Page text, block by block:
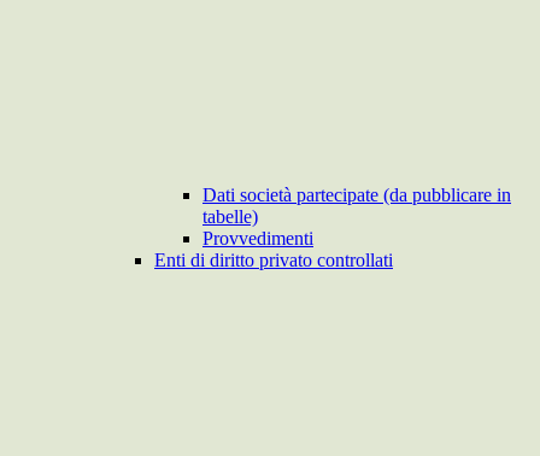
Dati società partecipate (da pubblicare in
tabelle)
Provvedimenti
Enti di diritto privato controllati